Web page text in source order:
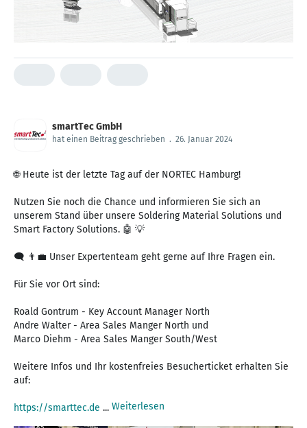
smartTec GmbH
hat einen Beitrag geschrieben . 26. Januar 2024
🌐 Heute ist der letzte Tag auf der NORTEC Hamburg!
Nutzen Sie noch die Chance und informieren Sie sich an
unserem Stand über unsere Soldering Material Solutions und
Smart Factory Solutions. 🤖 💡
🗨 👨‍💼 Unser Expertenteam geht gerne auf Ihre Fragen ein.
Für Sie vor Ort sind:
Roald Gontrum - Key Account Manager North
Andre Walter - Area Sales Manger North und
Marco Diehm - Area Sales Manger South/West
Weitere Infos und Ihr kostenfreies Besucherticket erhalten Sie
auf:
https://smarttec.de ... Weiterlesen